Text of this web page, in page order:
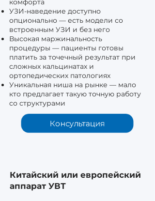
комфорта
УЗИ-наведение доступно
опционально — есть модели со
встроенным УЗИ и без него
Высокая маржинальность
процедуры — пациенты готовы
платить за точечный результат при
сложных кальцинатах и
ортопедических патологиях
Уникальная ниша на рынке — мало
кто предлагает такую точную работу
со структурами
Консультация
Китайский или европейский
аппарат УВТ